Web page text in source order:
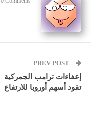
إعفاءات ترامب الجمركية
تقود أسهم أوروبا للارتفاع